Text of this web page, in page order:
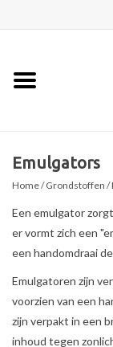
Verpakkingen
Materialen
Startpakketten
Recepten
Emulgators
Home/Grondstoffen /
Een emulgator
er vormt zich een
een handomdraai
Emulgatoren zijn
voorzien van een
zijn verpakt in een
inhoud tegen